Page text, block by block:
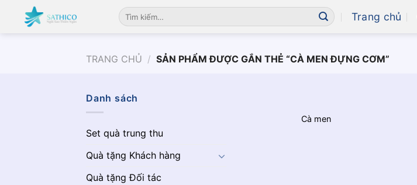
Chuyển
Tìm
kiếm:
Trang chủ
TRANG CHỦ / SẢN PHẨM ĐƯỢC GẮN THẺ “CÀ MEN ĐỰNG CƠM”
Danh sách
Set quà trung thu
Quà tặng Khách hàng
Quà tặng Đối tác
Cà men